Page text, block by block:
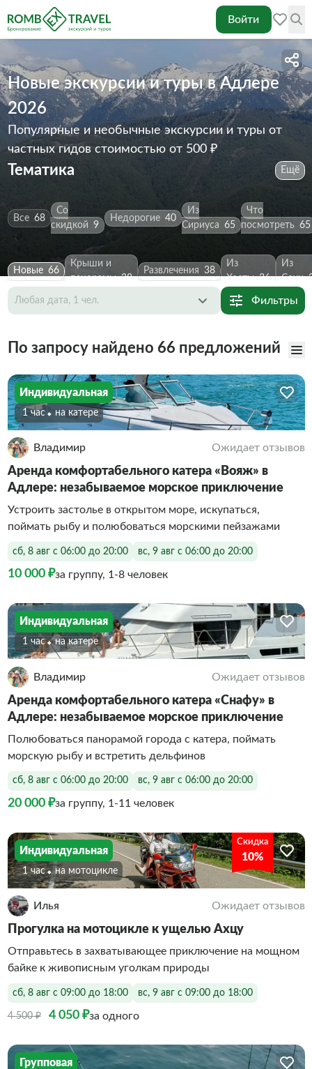
Войти
Новые экскурсии и туры в Адлере
2026
Популярные и необычные экскурсии и туры от
частных гидовстоимостью от 500 ₽
Тематика Ещё
Все 68
Со
скидкой 9
Недорогие 40
Из
Сириуса 65
Что
посмотреть 65
Новые 66
Крыши и
панорамы 38
Развлечения 38
Из
Хосты 36
Из
Сочи
Любая дата, 1 чел. Фильтры
По запросу найдено 66 предложений
Индивидуальная
1 час На катере
Владимир Ожидает отзывов
Аренда комфортабельного катера «Вояж» в
Адлере: незабываемое морское приключение
Устроить застолье в открытом море, искупаться,
поймать рыбу и полюбоваться морскими пейзажами
сб, 8 авг с 06:00 до 20:00 вс, 9 авг с 06:00 до 20:00
10 000 ₽за группу, 1-8 человек
Индивидуальная
1 час На катере
Владимир Ожидает отзывов
Аренда комфортабельного катера «Снафу» в
Адлере: незабываемое морское приключение
Полюбоваться панорамой города с катера, поймать
морскую рыбу и встретить дельфинов
сб, 8 авг с 06:00 до 20:00 вс, 9 авг с 06:00 до 20:00
20 000 ₽за группу, 1-11 человек
Скидка
10%
Индивидуальная
1 час На мотоцикле
Илья Ожидает отзывов
Прогулка на мотоцикле к ущелью Ахцу
Отправьтесь в захватывающее приключение на мощном
байке к живописным уголкам природы
сб, 8 авг с 09:00 до 18:00 вс, 9 авг с 09:00 до 18:00
4 500 ₽ 4 050 ₽за одного
Групповая